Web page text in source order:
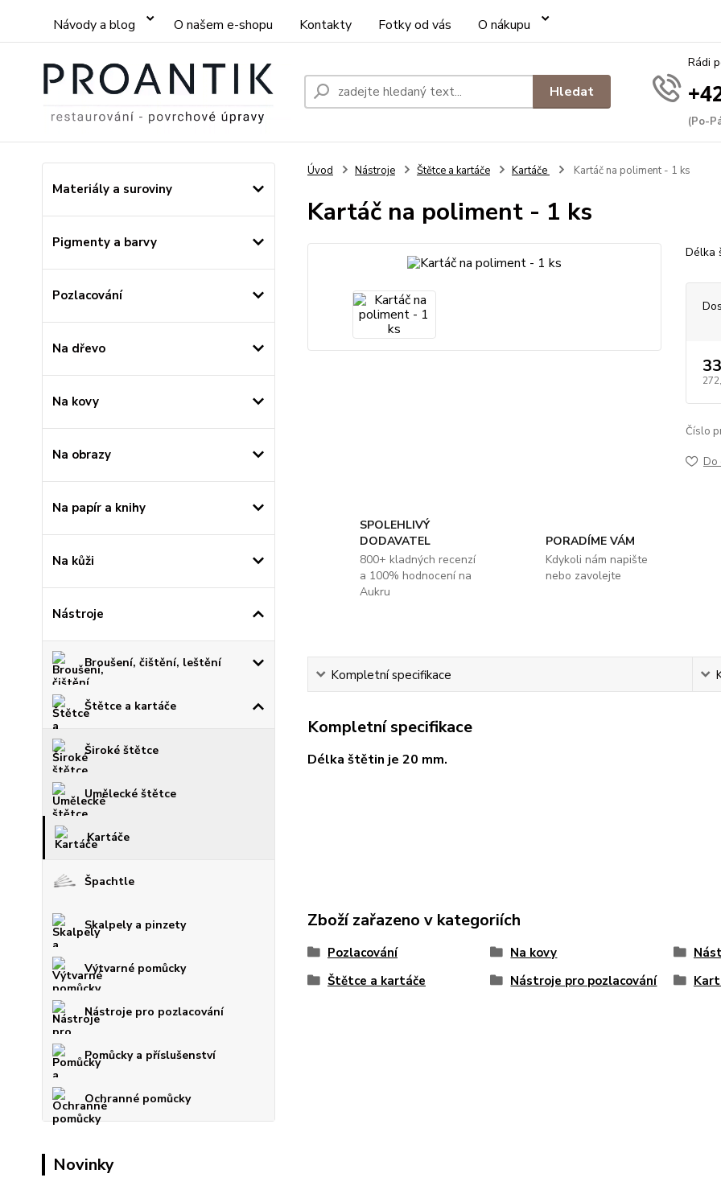
Návody a blog O našem e-shopu Kontakty Fotky od vás O nákupu
Hledat
Rádi
(Po-
Materiály a suroviny
Pigmenty a barvy
Pozlacování
Na dřevo
Na kovy
Na obrazy
Na papír a knihy
Na kůži
Nástroje
Broušení, čištění, leštění
Štětce a kartáče
Široké štětce
Umělecké štětce
Kartáče
Špachtle
Skalpely a pinzety
Výtvarné pomůcky
Nástroje pro pozlacování
Pomůcky a příslušenství
Ochranné pomůcky
Novinky
Úvod Nástroje Štětce a kartáče Kartáče Kartáč na poliment - 1 ks
Kartáč na poliment - 1 ks
Délka
Číslo
Do
SPOLEHLIVÝ
DODAVATEL
800+ kladných recenzí
a 100% hodnocení na
Aukru
PORADÍME VÁM
Kdykoli nám napište
nebo zavolejte
Kompletní specifikace
Kompletní specifikace
Délka štětin je 20 mm.
Zboží zařazeno v kategoriích
Pozlacování Na kovy
Štětce a kartáče
Nástroje pro pozlacování